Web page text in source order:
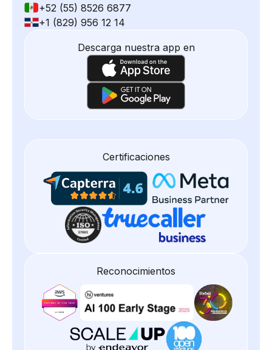
+52 (55) 8526 6877
+1 (829) 956 12 14
Descarga nuestra app en
Certificaciones
Reconocimientos